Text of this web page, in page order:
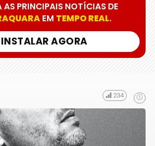
AS PRINCIPAIS NOTÍCIAS DE
EM TEMPO REAL.
INSTALAR AGORA
234